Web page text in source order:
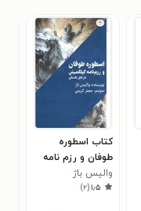
کتاب اسطوره
طوفان و رزم نامه
گیلگمیش در بابل
باستان
والیس باژ
۱٫۵(۲)